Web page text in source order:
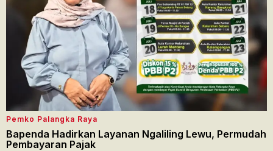
Pemko Palangka Raya
Bapenda Hadirkan Layanan Ngaliling Lewu, Permudah
Pembayaran Pajak